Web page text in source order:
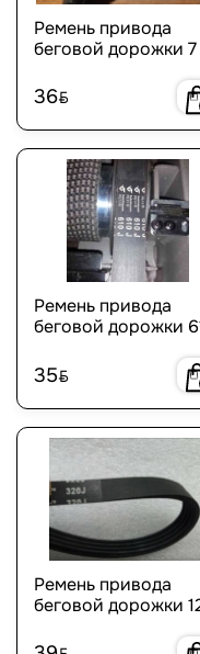
Ремень привода
беговой дорожки 7
36BYN
Ремень привода
беговой дорожки
35BYN
Ремень привода
беговой дорожки